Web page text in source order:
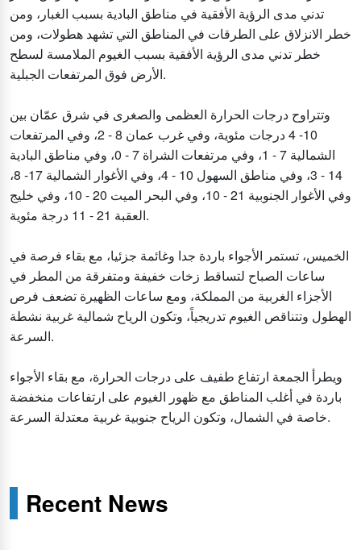
تدني مدى الرؤية الأفقية في مناطق البادية بسبب الغبار، ومن
خطر الانزلاق على الطرقات في المناطق التي تشهد هطولات، ومن
خطر تدني مدى الرؤية الأفقية بسبب الغيوم الملامسة لسطح
الأرض فوق المرتفعات الجبلية.
وتتراوح درجات الحرارة العظمى والصغرى في شرق عمّان بين
10- 4 درجات مئوية، وفي غرب عمان 8 - 2، وفي المرتفعات
الشمالية 7 - 1، وفي مرتفعات الشراة 7 - 0، وفي مناطق البادية
14 - 3، وفي مناطق السهول 10 - 4، وفي الأغوار الشمالية 17- 8،
وفي الأغوار الجنوبية 21 - 10، وفي البحر الميت 20 - 10، وفي خليج
العقبة 21 - 11 درجة مئوية.
الخميس، تستمر الأجواء باردة جدا وغائمة جزئيا، مع بقاء فرصة في
ساعات الصباح لتساقط زخات خفيفة ومتفرقة من المطر في
الأجزاء الغربية من المملكة، ومع ساعات الظهيرة تضعف فرص
الهطول وتتناقص الغيوم تدريجياً، وتكون الرياح شمالية غربية نشطة
السرعة.
ويطرأ الجمعة ارتفاع طفيف على درجات الحرارة، مع بقاء الأجواء
باردة في أغلب المناطق مع ظهور الغيوم على ارتفاعات منخفضة
خاصة في الشمال، وتكون الرياح جنوبية غربية معتدلة السرعة.
Recent News